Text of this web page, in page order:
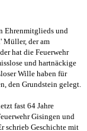
Ehrenmitglieds und
Müller, der am
hat die Feuerwehr
und hartnäckige
Wille haben für
den Grundstein gelegt.
fast 64 Jahre
Gisingen und
schrieb Geschichte mit